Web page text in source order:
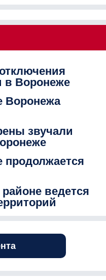
в Воронеже
Воронежа
звучали
продолжается
ведется